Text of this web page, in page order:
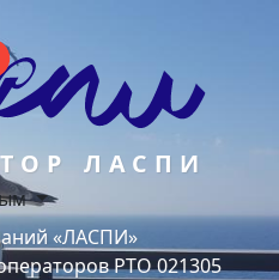
ЛАСПИ
«ЛАСПИ»
РТО 021305